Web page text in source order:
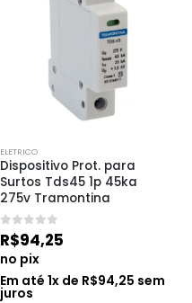
ELETRICO
Dispositivo Prot. para
Surtos Tds45 1p 45ka
275v Tramontina
0 de 5
R$94,25
no pix
Em até 1x de R$94,25 sem
juros